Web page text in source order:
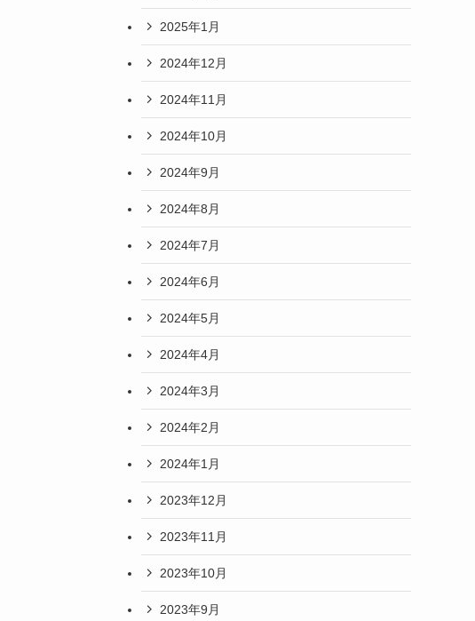
2025年1月
2024年12月
2024年11月
2024年10月
2024年9月
2024年8月
2024年7月
2024年6月
2024年5月
2024年4月
2024年3月
2024年2月
2024年1月
2023年12月
2023年11月
2023年10月
2023年9月